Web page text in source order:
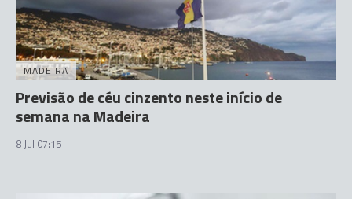
MADEIRA
Previsão de céu cinzento neste início de
semana na Madeira
8 Jul 07:15